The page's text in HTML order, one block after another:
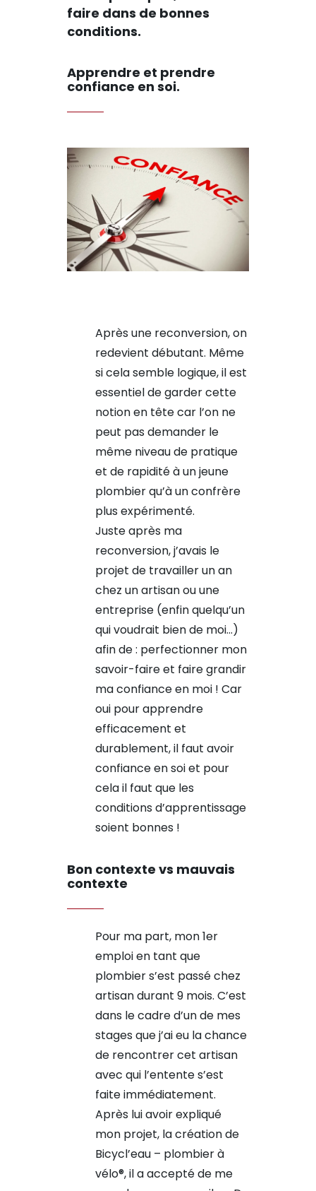
faire dans de bonnes
conditions.
Apprendre et prendre
confiance en soi.
Après une reconversion, on
redevient débutant. Même
si cela semble logique, il est
essentiel de garder cette
notion en tête car l’on ne
peut pas demander le
même niveau de pratique
et de rapidité à un jeune
plombier qu’à un confrère
plus expérimenté.
Juste après ma
reconversion, j’avais le
projet de travailler un an
chez un artisan ou une
entreprise (enfin quelqu’un
qui voudrait bien de moi…)
afin de : perfectionner mon
savoir-faire et faire grandir
ma confiance en moi ! Car
oui pour apprendre
efficacement et
durablement, il faut avoir
confiance en soi et pour
cela il faut que les
conditions d’apprentissage
soient bonnes !
Bon contexte vs mauvais
contexte
Pour ma part, mon 1er
emploi en tant que
plombier s’est passé chez
artisan durant 9 mois. C’est
dans le cadre d’un de mes
stages que j’ai eu la chance
de rencontrer cet artisan
avec qui l’entente s’est
faite immédiatement.
Après lui avoir expliqué
mon projet, la création de
Bicycl’eau – plombier à
vélo®, il a accepté de me